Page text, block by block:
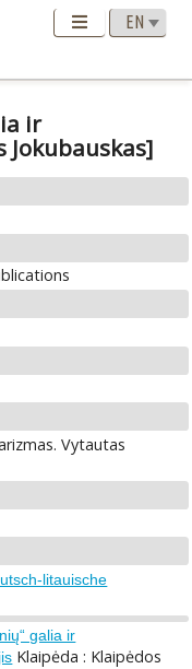
ir
Vytautas
litauische
galia ir
Klaipėda : Klaipėdos